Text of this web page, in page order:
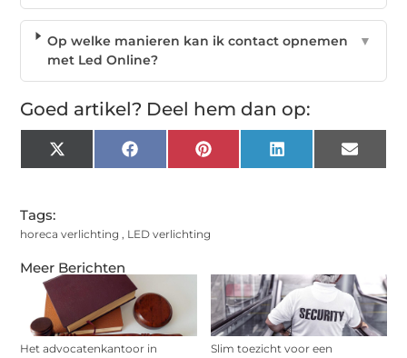
Meer Berichten
Het advocatenkantoor in
Slim toezicht voor een
Op welke manieren kan ik contact opnemen
met Led Online?
▼
Goed artikel? Deel hem dan op:
X
(Twitter)
Facebook Pinterest LinkedIn Email
Tags:
horeca verlichting LED verlichting